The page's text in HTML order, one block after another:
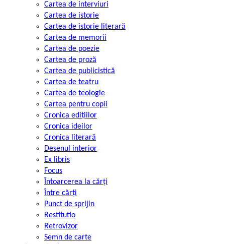
Cartea de interviuri
Cartea de istorie
Cartea de istorie literară
Cartea de memorii
Cartea de poezie
Cartea de proză
Cartea de publicistică
Cartea de teatru
Cartea de teologie
Cartea pentru copii
Cronica edițiilor
Cronica ideilor
Cronica literară
Desenul interior
Ex libris
Focus
Întoarcerea la cărți
Între cărți
Punct de sprijin
Restitutio
Retrovizor
Semn de carte